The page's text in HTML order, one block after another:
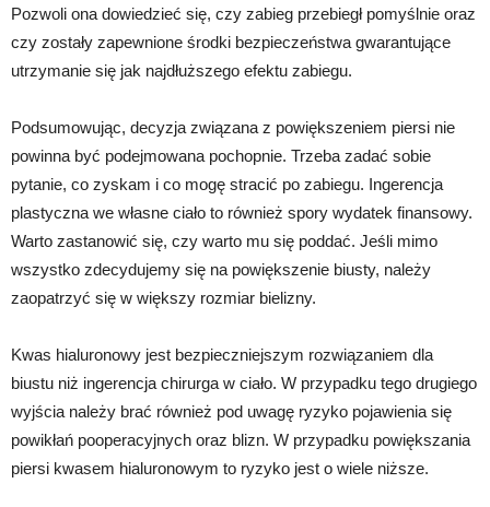
Pozwoli ona dowiedzieć się, czy zabieg przebiegł pomyślnie oraz
czy zostały zapewnione środki bezpieczeństwa gwarantujące
utrzymanie się jak najdłuższego efektu zabiegu.
Podsumowując, decyzja związana z powiększeniem piersi nie
powinna być podejmowana pochopnie. Trzeba zadać sobie
pytanie, co zyskam i co mogę stracić po zabiegu. Ingerencja
plastyczna we własne ciało to również spory wydatek finansowy.
Warto zastanowić się, czy warto mu się poddać. Jeśli mimo
wszystko zdecydujemy się na powiększenie biusty, należy
zaopatrzyć się w większy rozmiar bielizny.
Kwas hialuronowy jest bezpieczniejszym rozwiązaniem dla
biustu niż ingerencja chirurga w ciało. W przypadku tego drugiego
wyjścia należy brać również pod uwagę ryzyko pojawienia się
powikłań pooperacyjnych oraz blizn. W przypadku powiększania
piersi kwasem hialuronowym to ryzyko jest o wiele niższe.